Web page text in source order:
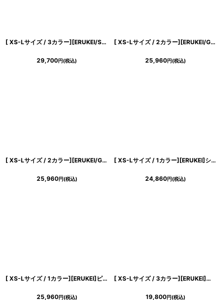
[ XS-Lサイズ / 3カラー][ERUKEI/SETTAN]ラインストーン・フロントジップ・ポケット・Aライン・フレア・ミニドレス・ワンピース[送料無料]
29,700円(税込)
[ XS-Lサイズ / 2カラー][ERUKEI/GINZA COUTURE]総レース・ビジューボタン・フェイクポケット・インナーキャミソール付き・タイト・ノースリーブ・ミニドレス・ワンピース[送料無料]
25,960円(税込)
[ XS-Lサイズ / 2カラー][ERUKEI/GINZA COUTURE]半袖・Aライン・ビジューボタン・シンプル・ミニドレス・ワンピース[送料無料]
25,960円(税込)
[ XS-Lサイズ / 1カラー][ERUKEI]シンプル・アシンメトリー・変形・フリル・ノースリーブ・タイト・ミニドレス・ワンピース[送料無料]
24,860円(税込)
[ XS-Lサイズ / 1カラー][ERUKEI]ピンク・フレア・Aライン・ノースリーブ・ミニドレス・ワンピース[山崎みどり着用][送料無料] mypk
25,960円(税込)
[ XS-Lサイズ / 3カラー][ERUKEI]半袖・シンプル・Ａライン・リボン・ミニドレス・ワンピース[送料無料]
19,800円(税込)